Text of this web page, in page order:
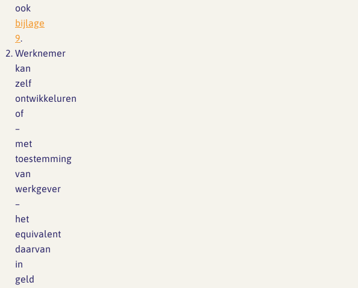
Lief en leed
Branche analyse en
onderzoek
Rapport Arbeidszaken 2025
Rapport Arbeidszaken 2024
Rapport Arbeidszaken 2023
Jaarrapportage
Ontwerpsector 2025
Media en magazine
Gedragscode
Vertrouwenspersoon
Handreikingen
Kantooromgeving
Maatregelen
ook
bijlage
9.
Werknemer
kan
zelf
ontwikkeluren
of
–
met
toestemming
van
werkgever
–
het
equivalent
daarvan
in
geld